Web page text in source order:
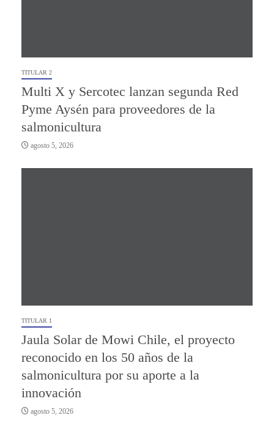
TITULAR 2
Multi X y Sercotec lanzan segunda Red
Pyme Aysén para proveedores de la
salmonicultura
agosto 5, 2026
TITULAR 1
Jaula Solar de Mowi Chile, el proyecto
reconocido en los 50 años de la
salmonicultura por su aporte a la
innovación
agosto 5, 2026